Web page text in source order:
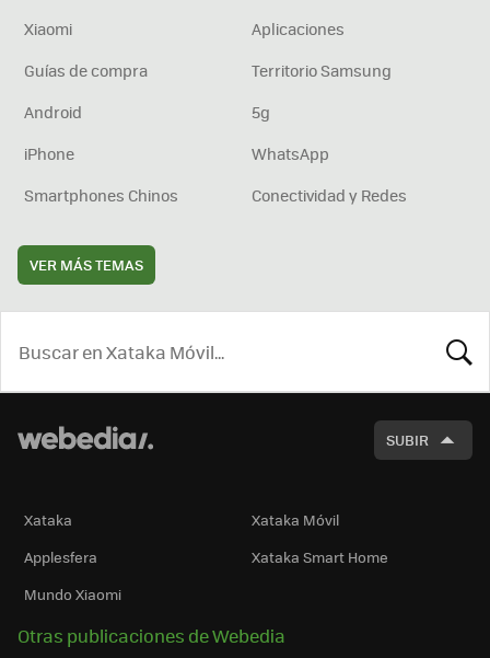
Xiaomi
Aplicaciones
Guías de compra
Territorio Samsung
Android
5g
iPhone
WhatsApp
Smartphones Chinos
Conectividad y Redes
VER MÁS TEMAS
SUBIR
Xataka
Xataka Móvil
Applesfera
Xataka Smart Home
Mundo Xiaomi
Otras publicaciones de Webedia